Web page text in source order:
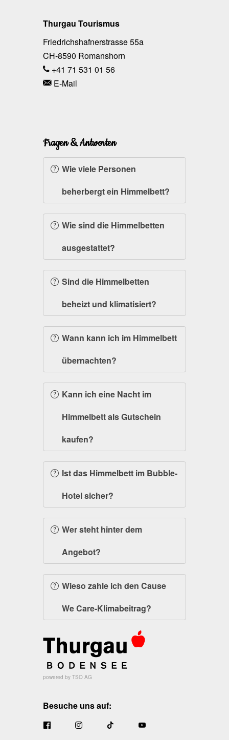
Thurgau Tourismus
Friedrichshafnerstrasse 55a
CH-8590 Romanshorn
+41 71 531 01 56
E-Mail
Fragen & Antworten
Wie viele Personen
beherbergt ein Himmelbett?
Wie sind die Himmelbetten
ausgestattet?
Sind die Himmelbetten
beheizt und klimatisiert?
Wann kann ich im Himmelbett
übernachten?
Kann ich eine Nacht im
Himmelbett als Gutschein
kaufen?
Ist das Himmelbett im Bubble-
Hotel sicher?
Wer steht hinter dem
Angebot?
Wieso zahle ich den Cause
We Care-Klimabeitrag?
powered by TSO AG
Besuche uns auf:
   